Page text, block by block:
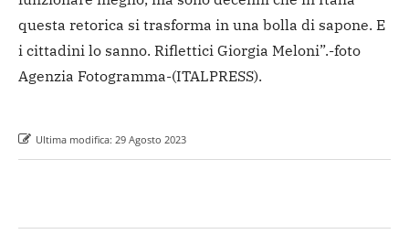
questa retorica si trasforma in una bolla di sapone. E
i cittadini lo sanno. Riflettici Giorgia Meloni”.-foto
Agenzia Fotogramma-(ITALPRESS).
Ultima modifica: 29 Agosto 2023